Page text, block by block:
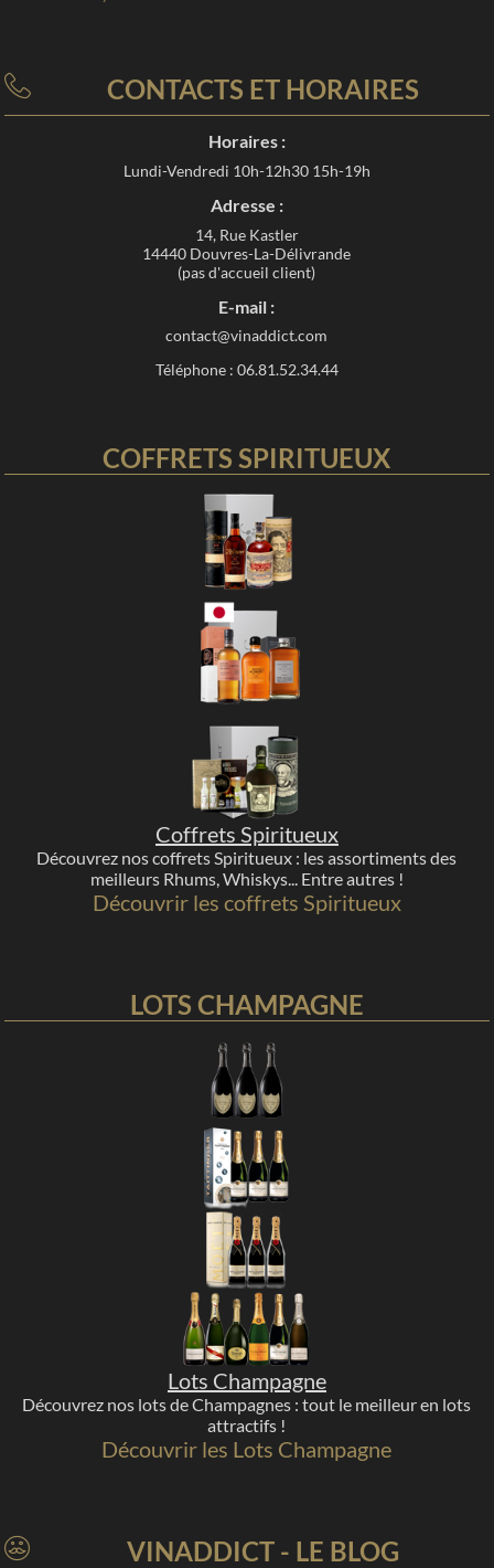
CONTACTS ET HORAIRES
Horaires :
Lundi-Vendredi 10h-12h30 15h-19h
Adresse :
14, Rue Kastler
14440 Douvres-La-Délivrande
(pas d'accueil client)
E-mail :
contact@vinaddict.com
Téléphone : 06.81.52.34.44
COFFRETS SPIRITUEUX
Coffrets Spiritueux
Découvrez nos coffrets Spiritueux : les assortiments des
meilleurs Rhums, Whiskys... Entre autres !
Découvrir les coffrets Spiritueux
LOTS CHAMPAGNE
Lots Champagne
Découvrez nos lots de Champagnes : tout le meilleur en lots
attractifs !
Découvrir les Lots Champagne
VINADDICT - LE BLOG